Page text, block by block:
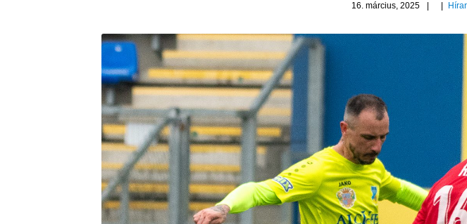
16. március, 2025